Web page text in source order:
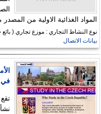
المواد الغذائية الاولية من
نوع النشاط التجاري : موزع تجاري ( بائع
بيانات الاتصال
في